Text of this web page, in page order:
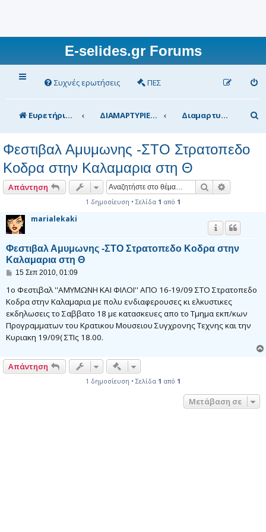
E-selides.gr Forums
Συχνές ερωτήσεις ΠΕΣ
Ευρετήριο Δ. Συζήτησης ΔΙΑΜΑΡΤΥΡΙΕΣ Διαμαρτυρίες εκπαιδευτικών
ν
Φεστιβαλ Αμυμωνης -ΣΤΟ Στρατοπεδο
Κοδρα στην Καλαμαρια στη Θ
Απάντηση Αναζήτηση
1 δημοσίευση • Σελίδα 1 από 1
marialekaki
Φεστιβαλ Αμυμωνης -ΣΤΟ Στρατοπεδο Κοδρα στην
Καλαμαρια στη Θ
Δ
μ
σ
ί
υ
σ
15 Σεπ 2010, 01:09
1o Φεστιβαλ ''ΑΜΥΜΩΝΗ ΚΑΙ ΦΙΛΟΙ'' ΑΠΟ 16-19/09 ΣΤΟ Στρατοπεδο
Κοδρα στην Καλαμαρια με πολυ ενδιαφερουσες κι ελκυστικες
εκδηλωσεις το Σαββατο 18 με κατασκευες απο το Τμημα εκπ/κων
Προγραμματων του Κρατικου Μουσειου Συγχρονης Τεχνης και την
Κυριακη 19/09( ΣΤΙς 18.00.
Απάντηση Γρήγορα εργαλεία συντονισμού
1 δημοσίευση • Σελίδα 1 από 1
Μετάβαση σε